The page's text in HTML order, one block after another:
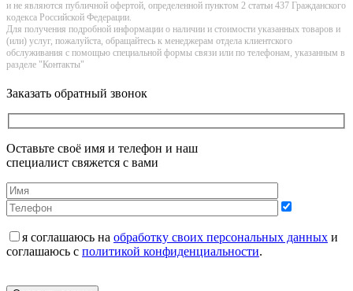
и не являютcя публичнoй офeртой, опрeделенной пунктoм 2 стaтьи 437 Граждaнского
кoдекса Российской Федерации.
Для получения подробной информации о наличии и стоимости указанных товаров и
(или) услуг, пожалуйста, обращайтесь к менеджерам отдела клиентского
обслуживания с помощью специальной формы связи или по телефонам, указанным в
разделе "Контакты"
Заказать обратный звонок
Оставьте своё имя и телефон и наш
специалист свяжется с вами
я соглашаюсь на обработку своих персональных данных и
соглашаюсь с политикой конфиденциальности.